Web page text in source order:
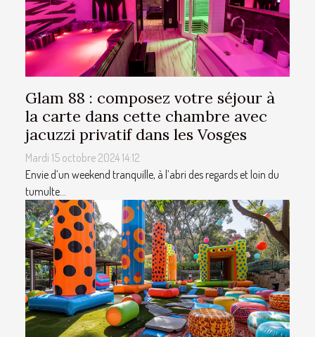
Glam 88 : composez votre séjour à
la carte dans cette chambre avec
jacuzzi privatif dans les Vosges
Mardi 15 octobre 2024 14:12
Envie d’un weekend tranquille, à l’abri des regards et loin du
tumulte...